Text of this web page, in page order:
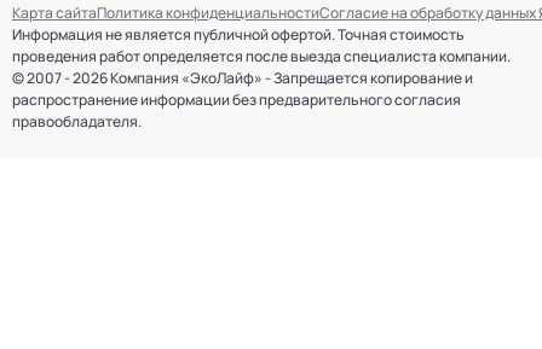
Информация не является публичной офертой. Точная стоимость
проведения работ определяется после выезда специалиста компании.
© 2007 - 2026 Компания «ЭкоЛайф» - Запрещается копирование и
распространение информации без предварительного согласия
правообладателя.
Карта сайтаПолитика конфиденциальностиСогласие на обработку